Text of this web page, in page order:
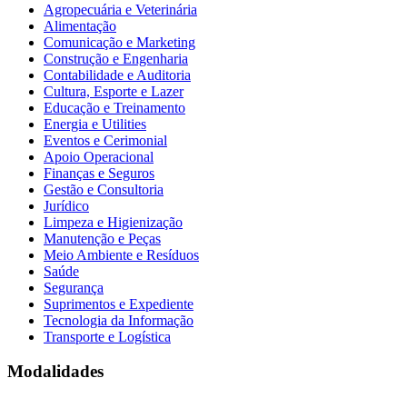
Agropecuária e Veterinária
Alimentação
Comunicação e Marketing
Construção e Engenharia
Contabilidade e Auditoria
Cultura, Esporte e Lazer
Educação e Treinamento
Energia e Utilities
Eventos e Cerimonial
Apoio Operacional
Finanças e Seguros
Gestão e Consultoria
Jurídico
Limpeza e Higienização
Manutenção e Peças
Meio Ambiente e Resíduos
Saúde
Segurança
Suprimentos e Expediente
Tecnologia da Informação
Transporte e Logística
Modalidades